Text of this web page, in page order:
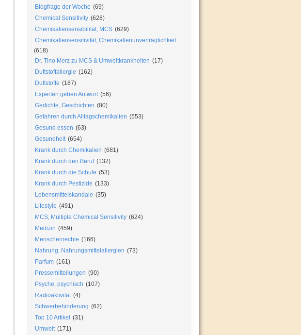
Blogfrage der Woche (69)
Chemical Sensitivity (628)
Chemikaliensensibilität, MCS (629)
Chemikaliensensitivität, Chemikalienunverträglichkeit
(618)
Dr. Tino Merz zu MCS & Umweltkrankheiten (17)
Duftstoffallergie (162)
Duftstoffe (187)
Experten geben Antwort (56)
Gedichte, Geschichten (80)
Gefahren durch Alltagschemikalien (553)
Gesund essen (63)
Gesundheit (654)
Krank durch Chemikalien (681)
Krank durch den Beruf (132)
Krank durch die Schule (53)
Krank durch Pestizide (133)
Lebensmittelskandale (35)
Lifestyle (491)
MCS, Multiple Chemical Sensitivity (624)
Medizin (459)
Menschenrechte (166)
Nahrung, Nahrungsmittelallergien (73)
Parfum (161)
Pressemitteilungen (90)
Psyche, psychisch (107)
Radioaktivität (4)
Schwerbehinderung (62)
Top 10 Artikel
(31)
Umwelt (171)